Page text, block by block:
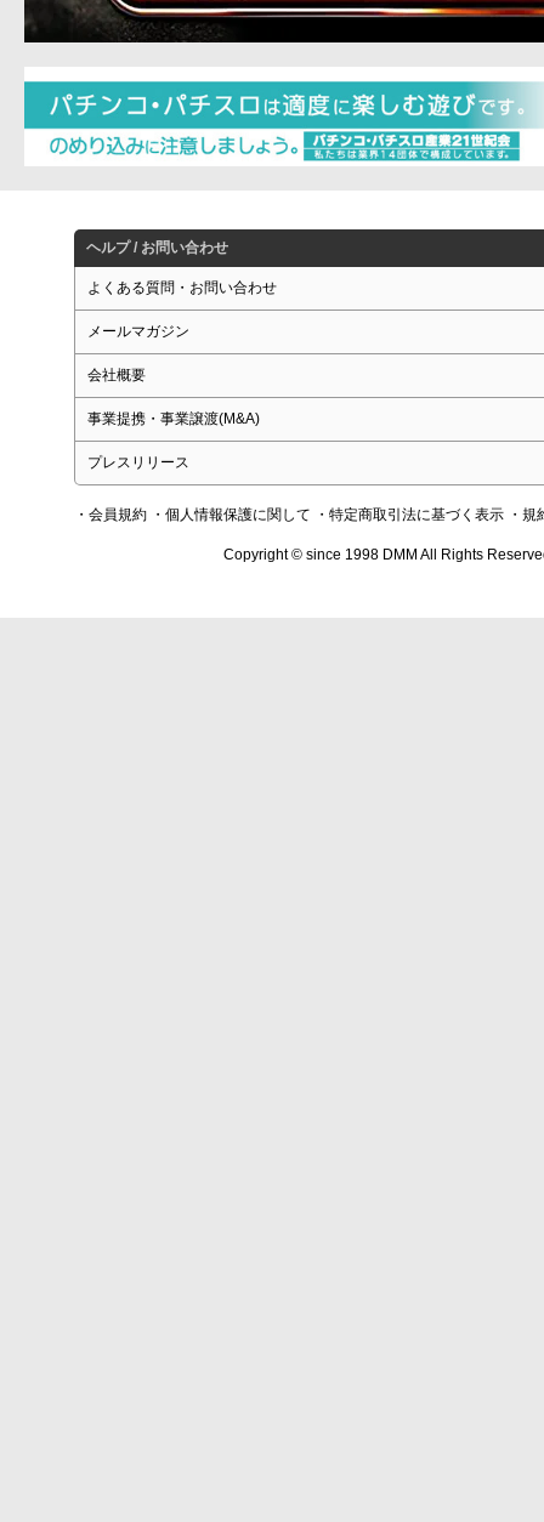
ヘルプ / お問い合わせ
よくある質問・お問い合わせ
メールマガジン
会社概要
事業提携・事業譲渡(M&A)
プレスリリース
・会員規約 ・個人情報保護に関して ・特定商取引法に基づく表示 ・規
Copyright © since 1998 DMM All Rights